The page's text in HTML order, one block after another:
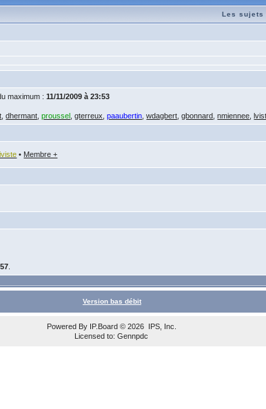
Les sujets
maximum :11/11/2009 à 23:53
,dhermant ,proussel ,gterreux ,paaubertin ,wdagbert ,gbonnard ,nmiennee ,
• Membre +
Version bas débit
Powered By IP.Board© 2026 IPS, Inc
Licensed to: Gennpdc